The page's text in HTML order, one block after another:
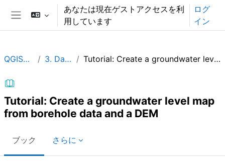
メインコンテンツへスキップする
サイドパネル
あなたは現在ゲストアクセスを利
用しています
ログ
イン
QGISHydroGeo 3. Data analysis Tutorial: Create a groundwater level map from borehole data and a DEM
Tutorial: Create a groundwater level map
from borehole data and a DEM
ブック さらに